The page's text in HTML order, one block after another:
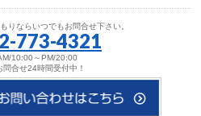
りならいつでもお問合せ下さい。
773-4321
10:00～PM/20:00
問合せ24時間受付中！